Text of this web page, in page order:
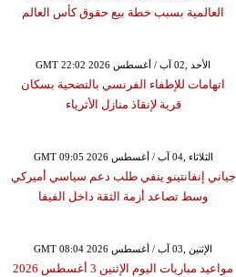
العالمية بسبب خطة بيع حقوق كأس العالم
GMT 22:02 2026 الأحد ,02 آب / أغسطس
اتهامات للإطفاء الفرنسي بالتضحية بسكان
قرية لإنقاذ منازل الأثرياء
GMT 09:05 2026 الثلاثاء ,04 آب / أغسطس
جياني إنفانتينو ينفي طلب دعم سياسي أميركي
وسط تصاعد أزمة الثقة داخل الفيفا
GMT 08:04 2026 الإثنين ,03 آب / أغسطس
مواعيد مباريات اليوم الإثنين 3 أغسطس 2026